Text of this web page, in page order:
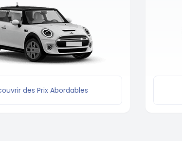
des Prix Abordables